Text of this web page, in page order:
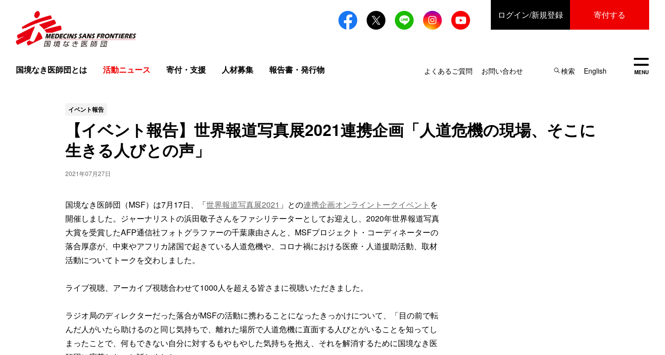
MENU
開く
国境なき医師団とは 活動ニュース 寄付・支援 人材募集 報告書・発行物
ログイン/新規登録 寄付する
よくあるご質問 お問い合わせ 検索 English
イベント報告
【イベント報告】世界報道写真展2021連携企画「人道危機の現場、そこに
生きる人びとの声」
2021年07月27日
国境なき医師団（MSF）は7月17日、「世界報道写真展2021 」との連携企画オンライントークイベント を
開催しました。ジャーナリストの浜田敬子さんをファシリテーターとしてお迎えし、2020年世界報道写真
大賞を受賞したAFP通信社フォトグラファーの千葉康由さんと、MSFプロジェクト・コーディネーターの
落合厚彦が、中東やアフリカ諸国で起きている人道危機や、コロナ禍における医療・人道援助活動、取材
活動についてトークを交わしました。
ライブ視聴、アーカイブ視聴合わせて1000人を超える皆さまに視聴いただきました。
ラジオ局のディレクターだった落合がMSFの活動に携わることになったきっかけについて、「目の前で転
んだ人がいたら助けるのと同じ気持ちで、離れた場所で人道危機に直面する人びとがいることを知ってし
まったことで、何もできない自分に対するもやもやした気持ちを抱え、それを解消するために国境なき医